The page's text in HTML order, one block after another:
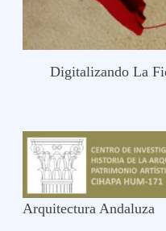
Digitalizando La
Arquitectura Andaluza